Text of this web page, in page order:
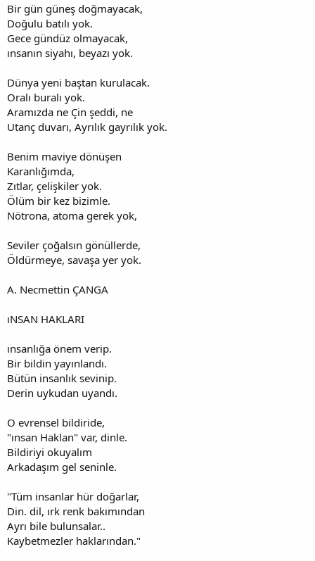
Bir gün güneş doğmayacak,
Doğulu batılı yok.
Gece gündüz olmayacak,
ınsanın siyahı, beyazı yok.
Dünya yeni baştan kurulacak.
Oralı buralı yok.
Aramızda ne Çin şeddi, ne
Utanç duvarı, Ayrılık gayrılık yok.
Benim maviye dönüşen
Karanlığımda,
Zıtlar, çelişkiler yok.
Ölüm bir kez bizimle.
Nötrona, atoma gerek yok,
Seviler çoğalsın gönüllerde,
Öldürmeye, savaşa yer yok.
A. Necmettin ÇANGA
ıNSAN HAKLARI
ınsanlığa önem verip.
Bir bildin yayınlandı.
Bütün insanlık sevinip.
Derin uykudan uyandı.
O evrensel bildiride,
"ınsan Haklan" var, dinle.
Bildiriyi okuyalım
Arkadaşım gel seninle.
"Tüm insanlar hür doğarlar,
Din. dil, ırk renk bakımından
Ayrı bile bulunsalar..
Kaybetmezler haklarından."